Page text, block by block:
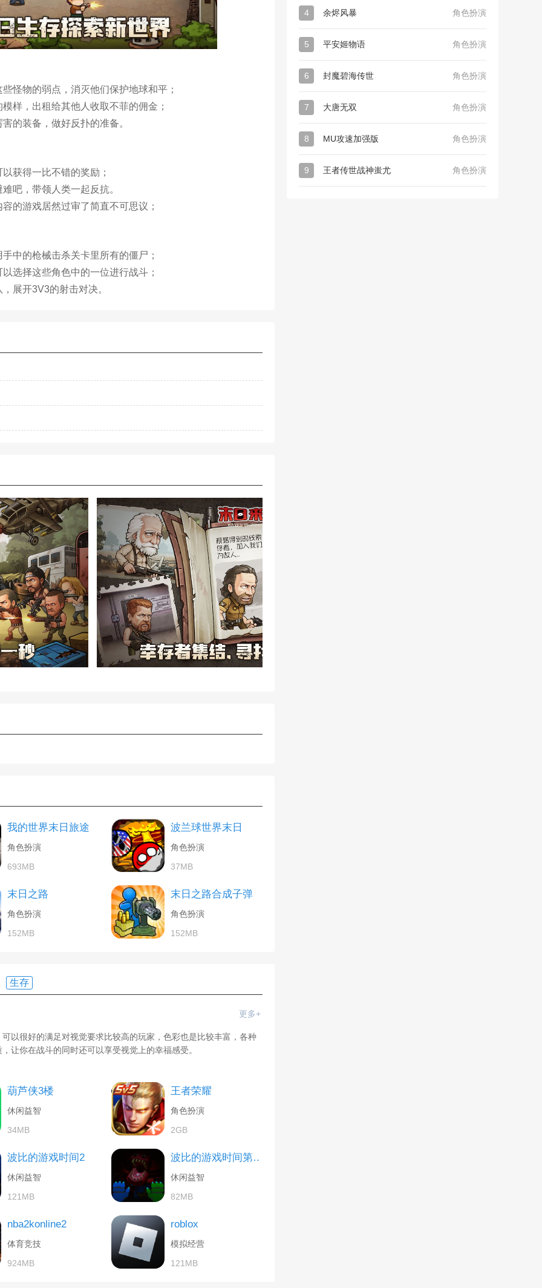
怪物的弱点，消灭他们保护地球和平；
样，出租给其他人收取不菲的佣金；
的装备，做好反扑的准备。
获得一比不错的奖励；
吧，带领人类一起反抗。
的游戏居然过审了简直不可思议；
中的枪械击杀关卡里所有的僵尸；
选择这些角色中的一位进行战斗；
展开3V3的射击对决。
我的世界末日旅途
角色扮演
693MB
波兰球世界末日
角色扮演
37MB
末日之路
角色扮演
152MB
末日之路合成子弹
角色扮演
152MB
生存
更多+
以很好的满足对视觉要求比较高的玩家，色彩也是比较丰富，各种
让你在战斗的同时还可以享受视觉上的幸福感受。
葫芦侠3楼
休闲益智
34MB
王者荣耀
角色扮演
2GB
波比的游戏时间2
休闲益智
121MB
波比的游戏时间第三章
休闲益智
82MB
nba2konline2
体育竞技
924MB
roblox
模拟经营
121MB
4 余烬风暴 角色扮演
5 平安姬物语 角色扮演
6 封魔碧海传世 角色扮演
7 大唐无双 角色扮演
8 MU攻速加强版 角色扮演
9 王者传世战神蚩尤 角色扮演